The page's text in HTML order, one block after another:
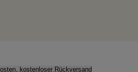
kostenloser Rückversand